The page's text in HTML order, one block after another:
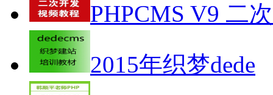
PHPCMS V9 二
2015年织梦dede